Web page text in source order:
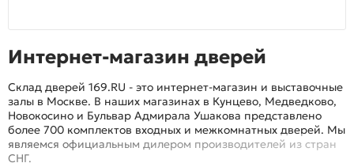
Интернет-магазин дверей
Склад дверей 169.RU - это интернет-магазин и выставочные
залы в Москве. В наших магазинах в Кунцево, Медведково,
Новокосино и Бульвар Адмирала Ушакова представлено
более 700 комплектов входных и межкомнатных дверей. Мы
являемся официальным дилером производителей из стран
СНГ.